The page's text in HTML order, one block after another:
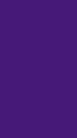
fazem